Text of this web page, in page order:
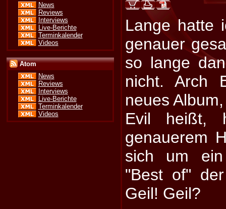
News
Reviews
Interviews
Live-Berichte
Terminkalender
Videos
Atom
News
Reviews
Interviews
Live-Berichte
Terminkalender
Videos
Lange hatte
genauer
so lange
nicht. Arch
neues
Evil heißt,
genauerem
sich um ein
"Best of"
Geil! Geil?